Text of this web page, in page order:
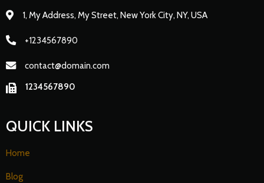
1, My Address, My Street, New York City, NY, USA
+1234567890
contact@domain.com
1234567890
QUICK LINKS
Home
Blog